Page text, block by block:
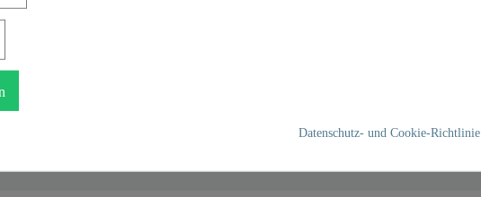
Datenschutz- und Cookie-Richtlinie